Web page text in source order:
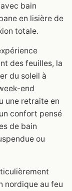
bain
en lisière de
totale.
des feuilles, la
du soleil à
end
une retraite en
confort pensé
de bain
ou
nordique au feu